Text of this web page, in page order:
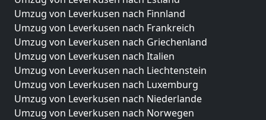
Umzug von Leverkusen nach Finnland
Umzug von Leverkusen nach Frankreich
Umzug von Leverkusen nach Griechenland
Umzug von Leverkusen nach Italien
Umzug von Leverkusen nach Liechtenstein
Umzug von Leverkusen nach Luxemburg
Umzug von Leverkusen nach Niederlande
Umzug von Leverkusen nach Norwegen